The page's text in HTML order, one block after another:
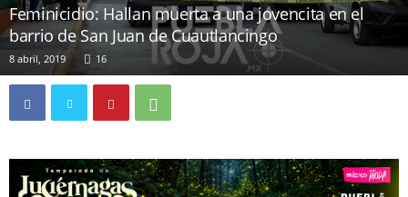
Feminicidio: Hallan muerta a una jovencita en el
barrio de San Juan de Cuautlancingo
8 abril, 2019 16